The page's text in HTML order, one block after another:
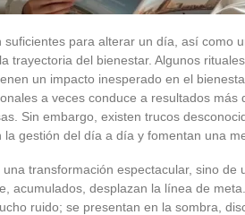
para alterar un día, así como
trayectoria del bienestar. Algunos
un impacto inesperado en el
a veces conduce a resultados más
Sin embargo, existen trucos
gestión del día a día y fomentan una
transformación espectacular, sino de
acumulados, desplazan la línea de
ruido; se presentan en la sombra,